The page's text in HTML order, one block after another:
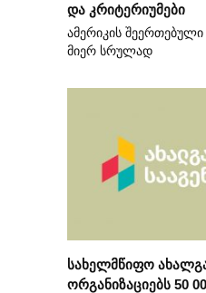
და კრიტერიუმები
ამერიკის
მიერ სრულად
სახელმწიფო
ორგანიზაციებს 50